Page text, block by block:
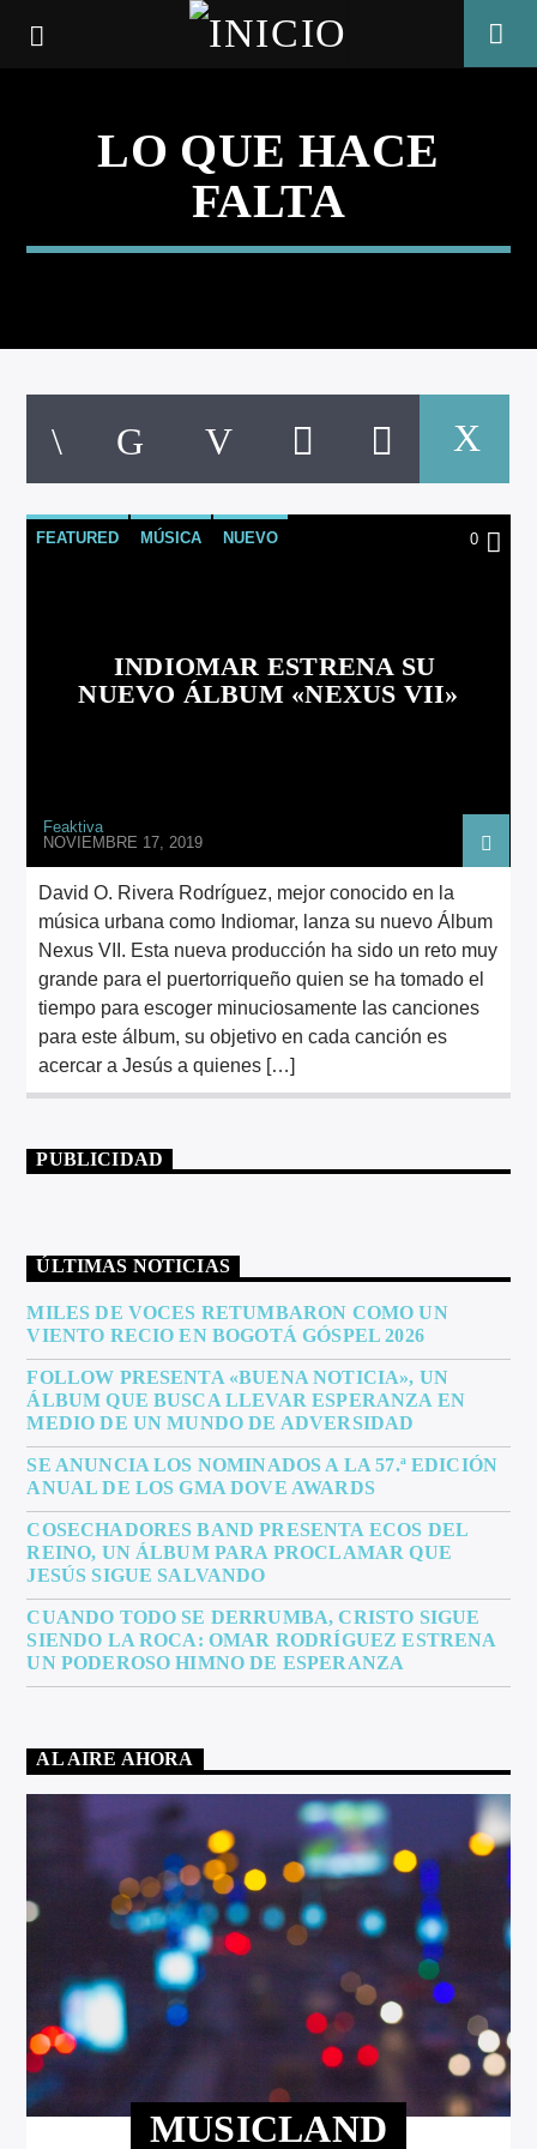
CANCIÓN ACTUAL
TÍTULO
LO QUE HACE
FALTA
FEATURED MÚSICA NUEVO 0
INDIOMAR ESTRENA SU
NUEVO ÁLBUM «NEXUS VII»
Feaktiva
NOVIEMBRE 17, 2019
David O. Rivera Rodríguez, mejor conocido en la
música urbana como Indiomar, lanza su nuevo Álbum
Nexus VII. Esta nueva producción ha sido un reto muy
grande para el puertorriqueño quien se ha tomado el
tiempo para escoger minuciosamente las canciones
para este álbum, su objetivo en cada canción es
acercar a Jesús a quienes […]
PUBLICIDAD
ÚLTIMAS NOTICIAS
MILES DE VOCES RETUMBARON COMO UN
VIENTO RECIO EN BOGOTÁ GÓSPEL 2026
FOLLOW PRESENTA «BUENA NOTICIA», UN
ÁLBUM QUE BUSCA LLEVAR ESPERANZA EN
MEDIO DE UN MUNDO DE ADVERSIDAD
SE ANUNCIA LOS NOMINADOS A LA 57.ª EDICIÓN
ANUAL DE LOS GMA DOVE AWARDS
COSECHADORES BAND PRESENTA ECOS DEL
REINO, UN ÁLBUM PARA PROCLAMAR QUE
JESÚS SIGUE SALVANDO
CUANDO TODO SE DERRUMBA, CRISTO SIGUE
SIENDO LA ROCA: OMAR RODRÍGUEZ ESTRENA
UN PODEROSO HIMNO DE ESPERANZA
AL AIRE AHORA
MUSICLAND